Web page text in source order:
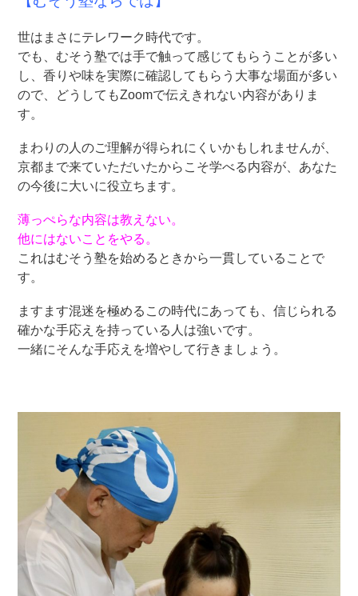
世はまさにテレワーク時代です。
でも、むそう塾では手で触って感じてもらうことが多い
し、香りや味を実際に確認してもらう大事な場面が多い
ので、どうしてもZoomで伝えきれない内容がありま
す。
まわりの人のご理解が得られにくいかもしれませんが、
京都まで来ていただいたからこそ学べる内容が、あなた
の今後に大いに役立ちます。
薄っぺらな内容は教えない。
他にはないことをやる。
これはむそう塾を始めるときから一貫していることで
す。
ますます混迷を極めるこの時代にあっても、信じられる
確かな手応えを持っている人は強いです。
一緒にそんな手応えを増やして行きましょう。